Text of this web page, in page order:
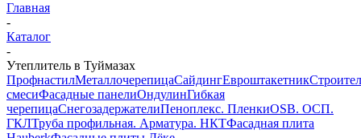
Главная
-
Каталог
-
Утеплитель в Туймазах
ПрофнастилМеталлочерепицаСайдингЕвроштакетник
смесиФасадные панелиОндулинГибкая
черепицаСнегозадержателиПеноплекс. ПленкиOSB. ОСП.
ГКЛТруба профильная. Арматура. НКТФасадная плита